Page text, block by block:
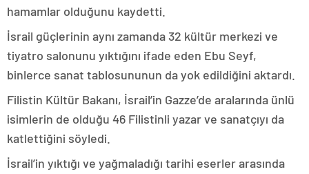
hamamlar olduğunu kaydetti.
İsrail güçlerinin aynı zamanda 32 kültür merkezi ve
tiyatro salonunu yıktığını ifade eden Ebu Seyf,
binlerce sanat tablosununun da yok edildiğini aktardı.
Filistin Kültür Bakanı, İsrail’in Gazze’de aralarında ünlü
isimlerin de olduğu 46 Filistinli yazar ve sanatçıyı da
katlettiğini söyledi.
İsrail’in yıktığı ve yağmaladığı tarihi eserler arasında